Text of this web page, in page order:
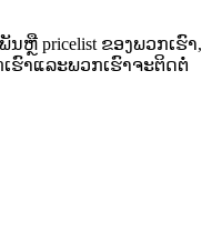
ຫຼື pricelist ຂອງ​ພວກ​ເຮົາ​,
ຮົາ​ແລະ​ພວກ​ເຮົາ​ຈະ​ຕິດ​ຕໍ່​